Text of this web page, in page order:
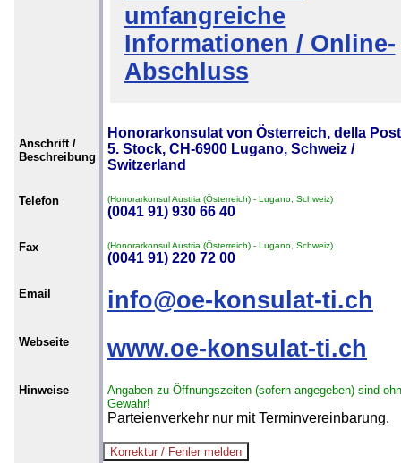
umfangreiche
Informationen / Online-
Abschluss
Anschrift /
Beschreibung
Honorarkonsulat von Österreich, della
5. Stock, CH-6900 Lugano, Schweiz /
Switzerland
Telefon (Honorarkonsul Austria (Österreich) - Lugano, Schweiz)
(0041 91) 930 66 40
Fax (Honorarkonsul Austria (Österreich) - Lugano, Schweiz)
(0041 91) 220 72 00
Email info@oe-konsulat-ti.ch
Webseite www.oe-konsulat-ti.ch
Hinweise
Angaben zu Öffnungszeiten (sofern angegeben) sind
Gewähr!
Parteienverkehr nur mit Terminvereinbarung.